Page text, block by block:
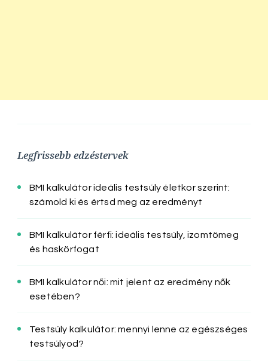
Legfrissebb edzéstervek
BMI kalkulátor ideális testsúly életkor szerint:
számold ki és értsd meg az eredményt
BMI kalkulátor férfi: ideális testsúly, izomtömeg
és haskörfogat
BMI kalkulátor női: mit jelent az eredmény nők
esetében?
Testsúly kalkulátor: mennyi lenne az egészséges
testsúlyod?